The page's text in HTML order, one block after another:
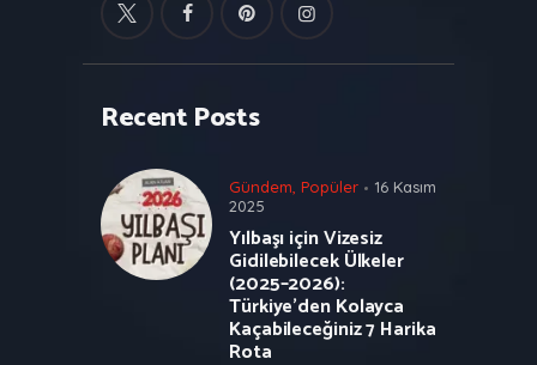
Recent Posts
Gündem, Popüler
16 Kasım
2025
Yılbaşı için Vizesiz
Gidilebilecek Ülkeler
(2025–2026):
Türkiye’den Kolayca
Kaçabileceğiniz 7 Harika
Rota